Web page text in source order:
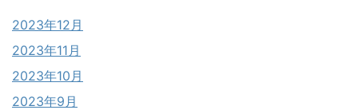
2023年12月
2023年11月
2023年10月
2023年9月